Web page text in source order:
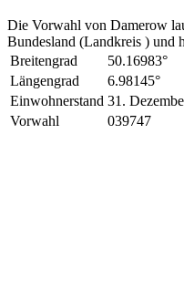
Die Vorwahl von Damerow
Bundesland (Landkreis ) und
Breitengrad
50.16983°
Längengrad
6.98145°
Einwohnerstand 31.
Vorwahl
039747